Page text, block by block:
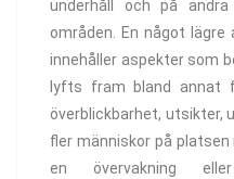
underhåll och på
områden. En något lägre
innehåller aspekter som
lyfts fram bland annat
överblickbarhet, utsikter,
fler människor på platsen
en övervakning